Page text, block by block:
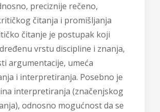
preciznije rečeno,
čitanja i promišljanja
čitanje je postupak koji
vrstu discipline i znanja,
argumentacije, umeća
i interpretiranja. Posebno je
interpretiranja (značenjskog
odnosno mogućnost da se